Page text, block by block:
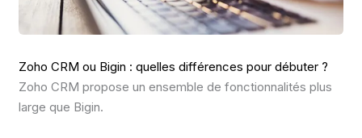
Zoho CRM ou Bigin : quelles différences pour débuter ?
Zoho CRM propose un ensemble de fonctionnalités plus
large que Bigin.